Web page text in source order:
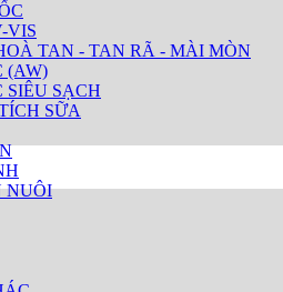
VIS
TAN - TAN RÃ - MÀI MÒN
(AW)
SIÊU SẠCH
SỮA
NUÔI